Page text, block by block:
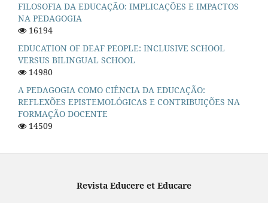
FILOSOFIA DA EDUCAÇÃO: IMPLICAÇÕES E IMPACTOS
NA PEDAGOGIA
16194
EDUCATION OF DEAF PEOPLE: INCLUSIVE SCHOOL
VERSUS BILINGUAL SCHOOL
14980
A PEDAGOGIA COMO CIÊNCIA DA EDUCAÇÃO:
REFLEXÕES EPISTEMOLÓGICAS E CONTRIBUIÇÕES NA
FORMAÇÃO DOCENTE
14509
Revista Educere et Educare